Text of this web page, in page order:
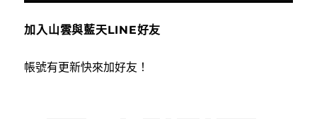
加入山雲與藍天LINE好友
帳號有更新快來加好友！